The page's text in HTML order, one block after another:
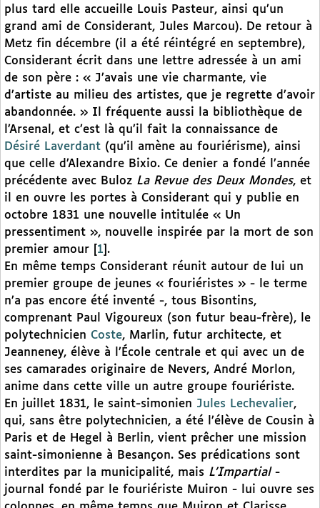
plus tard elle accueille Louis Pasteur, ainsi qu’un
grand ami de Considerant, Jules Marcou). De retour à
Metz fin décembre (il a été réintégré en septembre),
Considerant écrit dans une lettre adressée à un ami
de son père : « J’avais une vie charmante, vie
d’artiste au milieu des artistes, que je regrette d’avoir
abandonnée. » Il fréquente aussi la bibliothèque de
l’Arsenal, et c’est là qu’il fait la connaissance de
Désiré Laverdant (qu’il amène au fouriérisme), ainsi
que celle d’Alexandre Bixio. Ce denier a fondé l’année
précédente avec Buloz La Revue des Deux Mondes, et
il en ouvre les portes à Considerant qui y publie en
octobre 1831 une nouvelle intitulée « Un
pressentiment », nouvelle inspirée par la mort de son
premier amour
1 .
En même temps Considerant réunit autour de lui un
premier groupe de jeunes « fouriéristes » - le terme
n’a pas encore été inventé -, tous Bisontins,
comprenant Paul Vigoureux (son futur beau-frère), le
polytechnicien Coste, Marlin, futur architecte, et
Jeanneney, élève à l’École centrale et qui avec un de
ses camarades originaire de Nevers, André Morlon,
anime dans cette ville un autre groupe fouriériste.
En juillet 1831, le saint-simonien Jules Lechevalier,
qui, sans être polytechnicien, a été l’élève de Cousin à
Paris et de Hegel à Berlin, vient prêcher une mission
saint-simonienne à Besançon. Ses prédications sont
interdites par la municipalité, mais L’Impartial-
journal fondé par le fouriériste Muiron - lui ouvre ses